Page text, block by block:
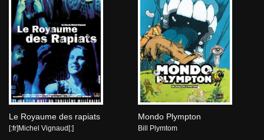
Le Royaume des rapiats
[:fr]Michel Vignaud[:]
Mondo Plympton
Bill Plymtom